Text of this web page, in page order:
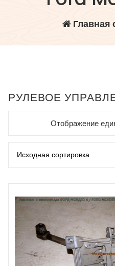
Главная
РУЛЕВОЕ
Отображение